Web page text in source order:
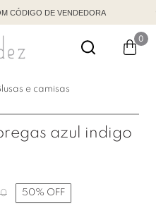
CÓDIGO DE VENDEDORA
0
e camisas
azul indigo
50% OFF